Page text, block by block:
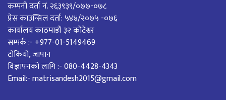
कम्पनी दर्ता नं. २६३९३९/०७७-०७८
प्रेस काउन्सिल दर्ता: ५४४/२०७५ -०७६
कार्यालय काठमाडौं ३२ कोटेश्वर
सम्पर्क :- +977-01-5149469
टोकियो, जापान
विज्ञापनको लागि :- 080-4428-4343
Email:- matrisandesh2015@gmail.com